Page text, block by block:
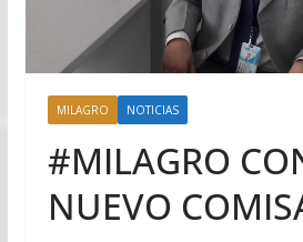
MILAGRO NOTICIAS
#MILAGRO
NUEVO